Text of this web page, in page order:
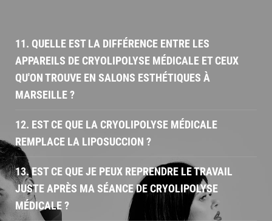
11. QUELLE EST LA DIFFÉRENCE ENTRE LES
APPAREILS DE CRYOLIPOLYSE MÉDICALE ET CEUX
QU'ON TROUVE EN SALONS ESTHÉTIQUES À
MARSEILLE ?
12. EST CE QUE LA CRYOLIPOLYSE MÉDICALE
REMPLACE LA LIPOSUCCION ?
13. EST CE QUE JE PEUX REPRENDRE LE TRAVAIL
JUSTE APRÈS MA SÉANCE DE CRYOLIPOLYSE
MÉDICALE ?